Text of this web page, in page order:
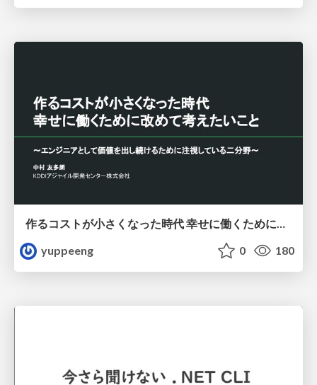
作るコストが小さくなった時代 幸せに働くために改めて考えたいこと 〜エンジニアとして価値を出し続けるために注視している二分野〜
yuppeeng
0 180